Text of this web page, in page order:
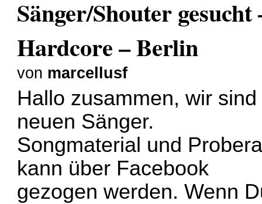
Sänger/Shouter
Hardcore – Berlin
von marcellusf
Hallo zusammen, wir
neuen Sänger.
Songmaterial und
kann über Facebook
gezogen werden. Wenn